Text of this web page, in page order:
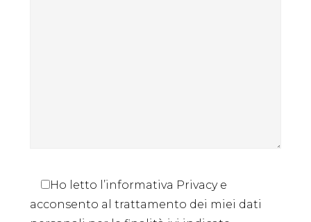
Ho letto l’informativa Privacy e
acconsento al trattamento dei miei dati